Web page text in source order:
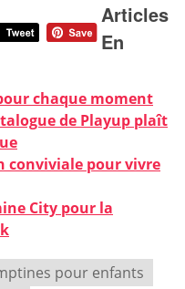
Articles
En
chaque moment
de Playup plaît
conviviale pour vivre
City pour la
pour enfants